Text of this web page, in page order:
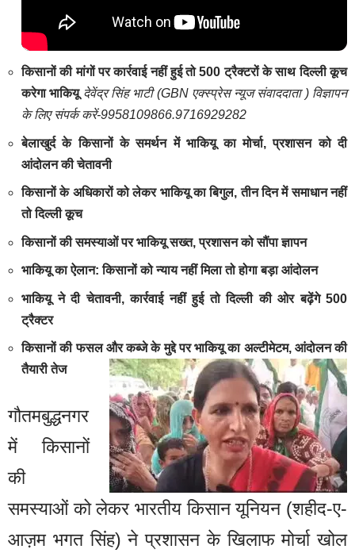
किसानों की मांगों पर कार्रवाई नहीं हुई तो 500 ट्रैक्टरों के साथ दिल्ली कूच
करेगा भाकियू देवेंद्र सिंह भाटी(GBN एक्स्प्रेस न्यूज संवाददाता ) विज्ञापन
केलिएसंपर्ककरें-9958109866.9716929282
बेलाखुर्द के किसानों के समर्थन में भाकियू का मोर्चा, प्रशासन को दी
आंदोलन की चेतावनी
किसानों के अधिकारों को लेकर भाकियू का बिगुल, तीन दिन में समाधान नहीं
तो दिल्ली कूच
किसानों की समस्याओं पर भाकियू सख्त, प्रशासन को सौंपा ज्ञापन
भाकियू का ऐलान: किसानों को न्याय नहीं मिला तो होगा बड़ा आंदोलन
भाकियू ने दी चेतावनी, कार्रवाई नहीं हुई तो दिल्ली की ओर बढ़ेंगे 500
ट्रैक्टर
किसानों की फसल और कब्जे के मुद्दे पर भाकियू का अल्टीमेटम, आंदोलन की
तैयारी तेज
गौतमबुद्धनगर
में किसानों
की
समस्याओं को लेकर भारतीय किसान यूनियन (शहीद-ए-
आज़म भगत सिंह) ने प्रशासन के खिलाफ मोर्चा खोल